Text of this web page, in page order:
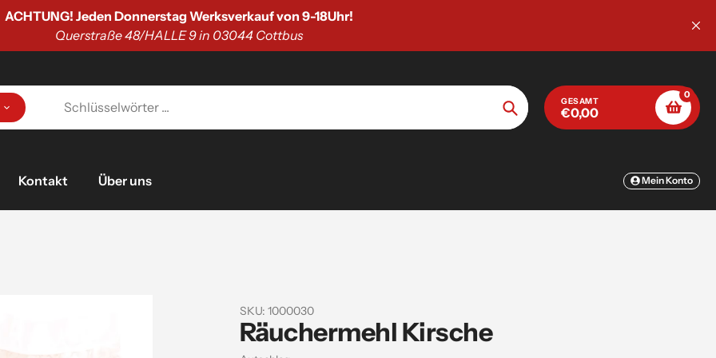
🐟 Räucher - Abenteuer 2026: Neue Kurstermine sind da! 🔥
ein in die Kunst des Fischräucherns – sichere dir jetzt deinen Platz!
Suche
GESAMT
€0,00
0
Kontakt Über uns Mein Konto
SKU: 1000030
Räuchermehl Kirsche